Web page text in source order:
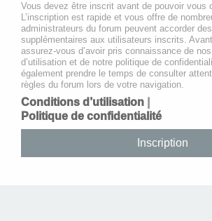
Vous devez être inscrit avant de pouvoir vous
L’inscription est rapide et vous offre de
administrateurs du forum peuvent accorder
supplémentaires aux utilisateurs inscrits.
assurez-vous d’avoir pris connaissance de
d’utilisation et de notre politique de
également prendre le temps de consulter
règles du forum lors de votre navigation.
Conditions d’utilisation
Politique de confidentialité
Inscription